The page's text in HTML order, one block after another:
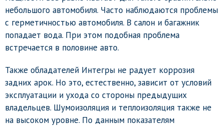
небольшого автомобиля. Часто наблюдаются проблемы
с герметичностью автомобиля. В салон и багажник
попадает вода. При этом подобная проблема
встречается в половине авто.
Также обладателей Интегры не радует коррозия
задних арок. Но это, естественно, зависит от условий
эксплуатации и ухода со стороны предыдущих
владельцев. Шумоизоляция и теплоизоляция также не
на высоком уровне. По данным показателям